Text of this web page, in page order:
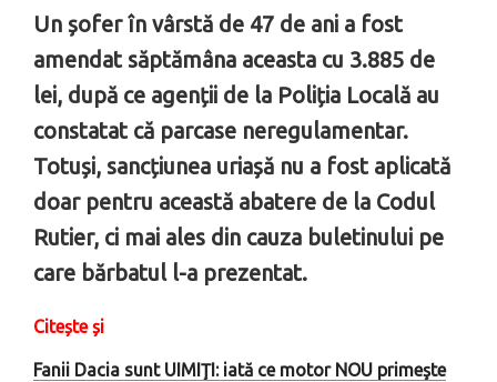
Un șofer în vârstă de 47 de ani a fost
amendat săptămâna aceasta cu 3.885 de
lei, după ce agenții de la Poliția Locală au
constatat că parcase neregulamentar.
Totuși, sancțiunea uriașă nu a fost aplicată
doar pentru această abatere de la Codul
Rutier, ci mai ales din cauza buletinului pe
care bărbatul l-a prezentat.
Citește și
Fanii Dacia sunt UIMIŢI: iată ce motor NOU primeşte